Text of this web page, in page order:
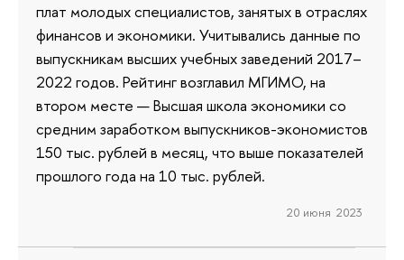
плат молодых специалистов, занятых в отраслях
финансов и экономики. Учитывались данные по
выпускникам высших учебных заведений 2017–
2022 годов. Рейтинг возглавил МГИМО, на
втором месте — Высшая школа экономики со
средним заработком выпускников-экономистов
150 тыс. рублей в месяц, что выше показателей
прошлого года на 10 тыс. рублей.
20 июня 2023